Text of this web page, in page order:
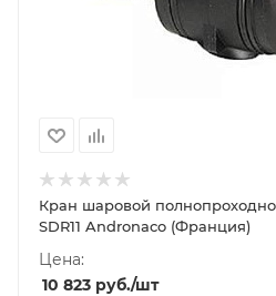
Кран шаровой
SDR11 Andronaco (Франция)
Цена:
10 823 руб./шт